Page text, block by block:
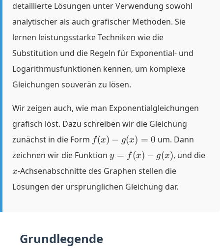
detaillierte Lösungen unter Verwendung sowohl
analytischer als auch grafischer Methoden. Sie
lernen leistungsstarke Techniken wie die
Substitution und die Regeln für Exponential- und
Logarithmusfunktionen kennen, um komplexe
Gleichungen souverän zu lösen.
Wir zeigen auch, wie man Exponentialgleichungen
grafisch löst. Dazu schreiben wir die Gleichung
zunächst in die Form f(x)
g(x)
= 0
f(x) − g(x) = 0 um. Dann
zeichnen wir die Funktion y =
-
g(x)
y = f(x) − g(x), und diex
x-Achsenabschnitte des Graphen stellen die
Lösungen der ursprünglichen Gleichung dar.
Grundlegende